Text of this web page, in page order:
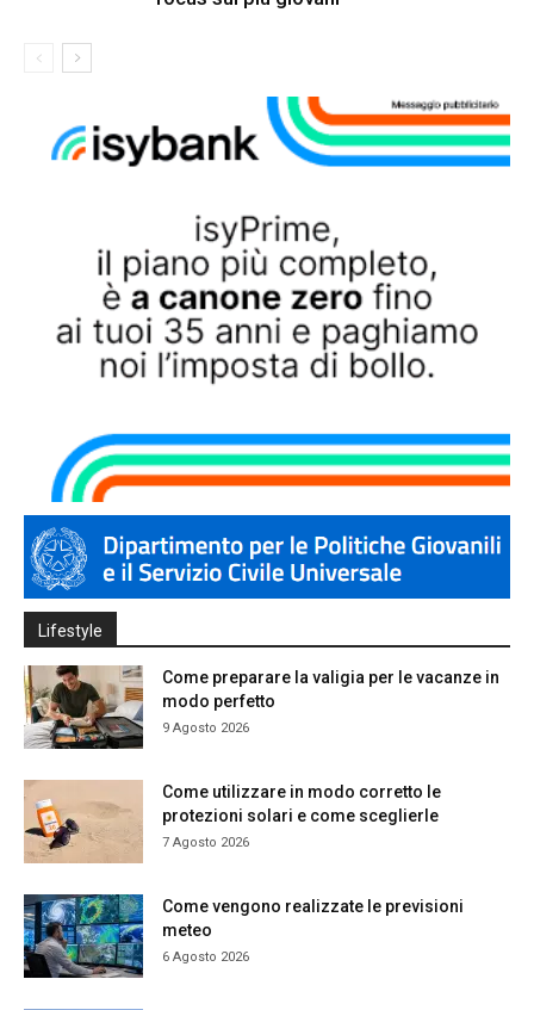
Lifestyle
Come preparare la valigia per le vacanze in
modo perfetto
9 Agosto 2026
Come utilizzare in modo corretto le
protezioni solari e come sceglierle
7 Agosto 2026
Come vengono realizzate le previsioni
meteo
6 Agosto 2026